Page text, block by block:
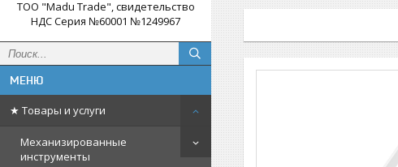
ТОО "Madu Trade", свидетельство
НДС Серия №60001 №1249967
★ Товары и услуги
Механизированные
инструменты